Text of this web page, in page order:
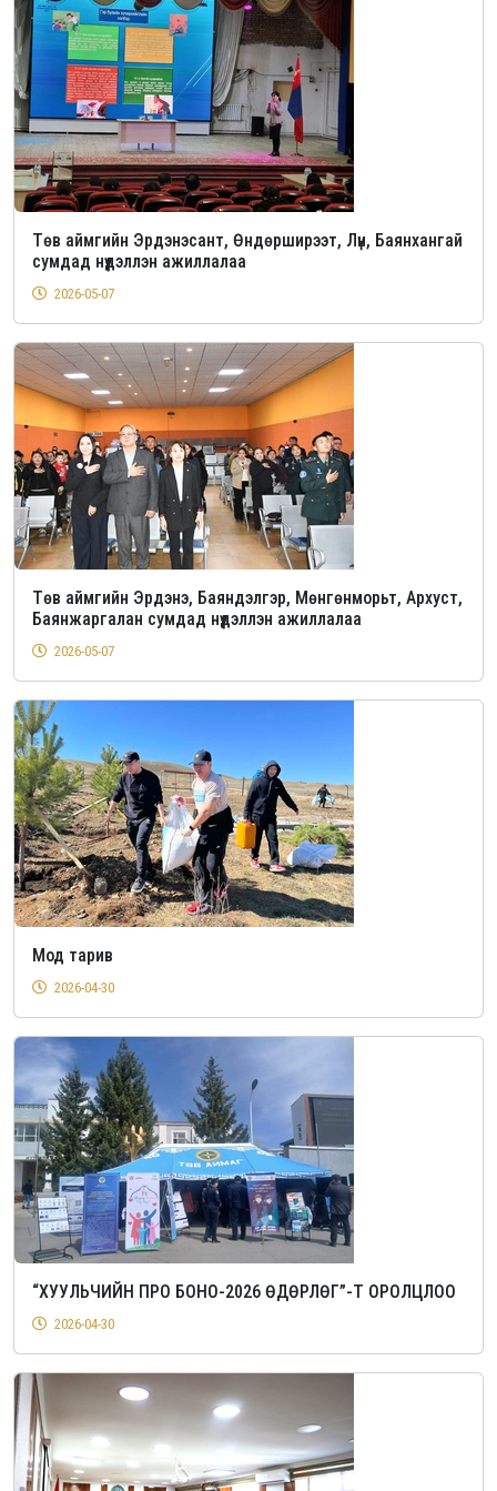
Төв аймгийн Эрдэнэсант, Өндөрширээт, Лүн, Баянхангай
сумдад нүүдэллэн ажиллалаа
2026-05-07
Төв аймгийн Эрдэнэ, Баяндэлгэр, Мөнгөнморьт, Архуст,
Баянжаргалан сумдад нүүдэллэн ажиллалаа
2026-05-07
Мод тарив
2026-04-30
“ХУУЛЬЧИЙН ПРО БОНО-2026 ӨДӨРЛӨГ”-Т ОРОЛЦЛОО
2026-04-30